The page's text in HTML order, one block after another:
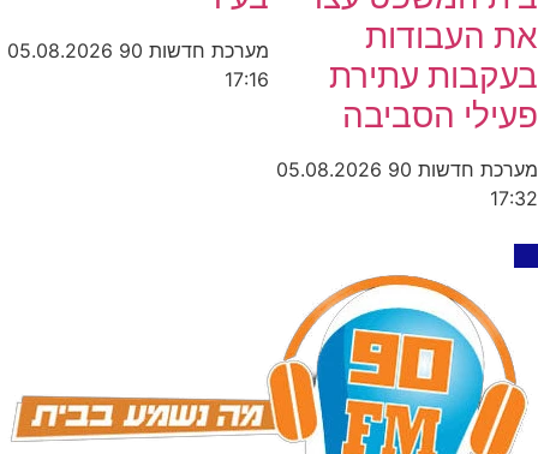
את העבודות
בעקבות עתירת
פעילי הסביבה
מערכת חדשות 90
05.08.2026
17:32
מערכת חדשות 90
05.08.2026
17:16